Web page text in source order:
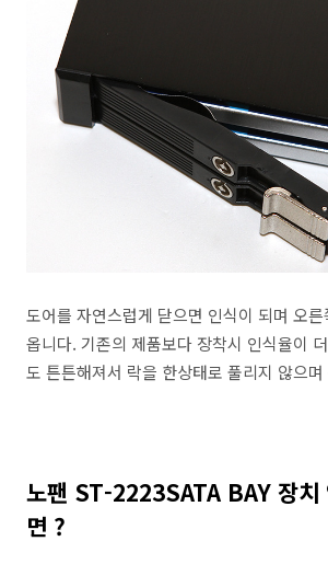
도어를 자연스럽게 닫으면 인식이 되며 오
옵니다. 기존의 제품보다 장착시 인식율이
도 튼튼해져서 락을 한상태로 풀리지 않으
노팬 ST-2223SATA BAY 장치
면 ?